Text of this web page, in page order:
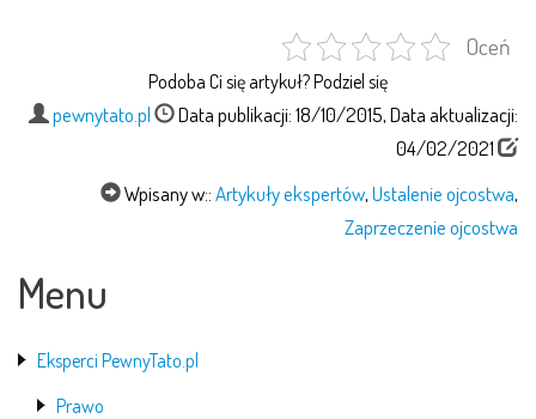
Oceń
Podoba Ci się artykuł? Podziel się
pewnytato.pl
Data publikacji: 18/10/2015, Data aktualizacji:
04/02/2021
Wpisany w::Artykuły ekspertów,Ustalenie ojcostwa,
Zaprzeczenie ojcostwa
Menu
Eksperci PewnyTato.pl
Prawo